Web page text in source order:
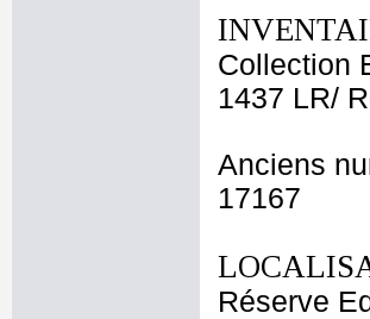
Collection
1437 LR/
Anciens
17167
Réserve